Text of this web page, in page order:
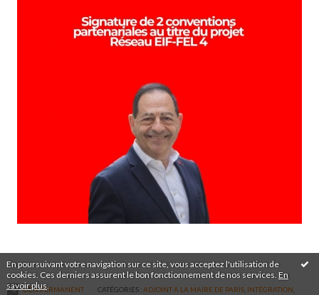
En poursuivant votre navigation sur ce site, vous acceptez l'utilisation de
cookies. Ces derniers assurent le bon fonctionnement de nos services. En
savoir plus.
LIEN PERMANENT CATÉGORIES :ADJOINT À LA MAIRE DE PARIS, INTÉGRATION